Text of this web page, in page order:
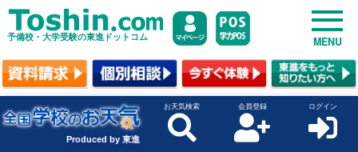
予備校・大学受験の東進ドットコム MENU
Produced by 東進
お天気検索 会員登録 ログイン